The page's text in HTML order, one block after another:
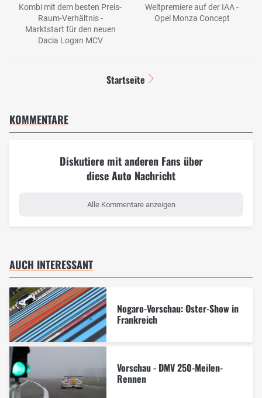
Kombi mit dem besten Preis-
Raum-Verhältnis -
Marktstart für den neuen
Dacia Logan MCV
Weltpremiere auf der IAA -
Opel Monza Concept
Startseite
KOMMENTARE
Diskutiere mit anderen Fans über
diese Auto Nachricht
Alle Kommentare anzeigen
AUCH INTERESSANT
Nogaro-Vorschau: Oster-Show in
Frankreich
Vorschau - DMV 250-Meilen-
Rennen